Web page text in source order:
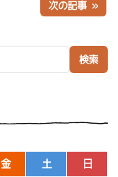
金 土 日
次の記事 »